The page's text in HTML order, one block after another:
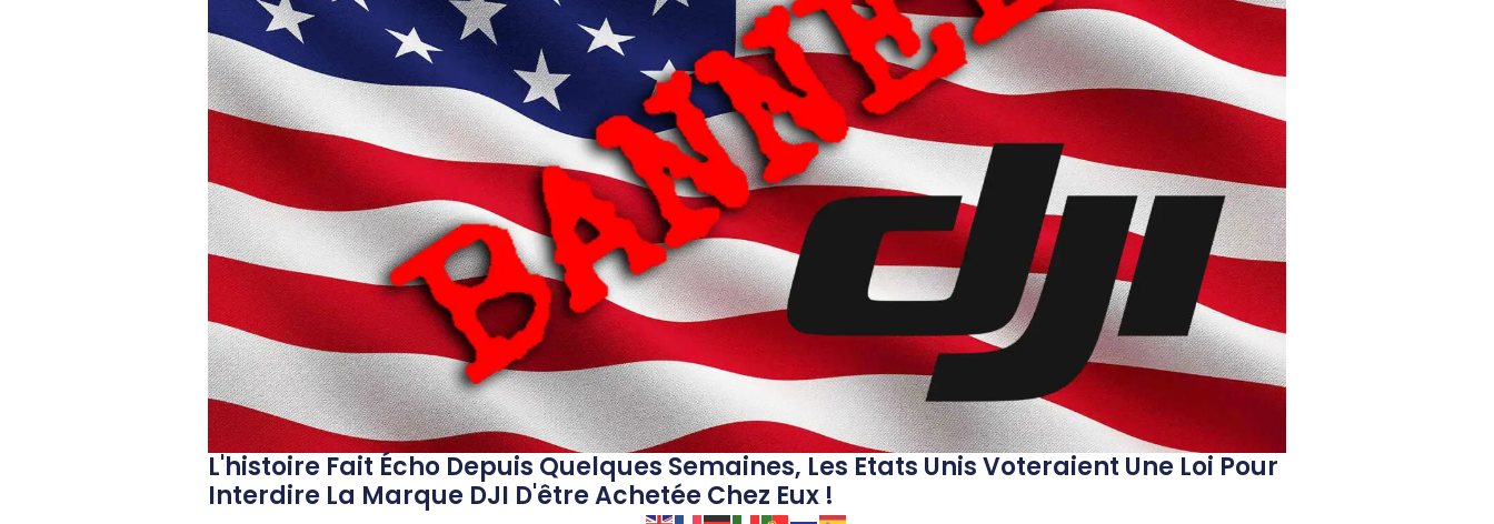
L'histoire Fait Écho Depuis Quelques Semaines, Les Etats Unis Voteraient Une Loi Pour
Interdire La Marque DJI D'être Achetée Chez Eux !